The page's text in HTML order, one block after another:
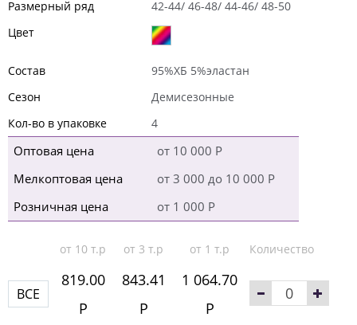
Размерный ряд
42-44/ 46-48/ 44-46/ 48-50
Цвет
Состав
95%ХБ 5%эластан
Сезон
Демисезонные
Кол-во в упаковке
4
Оптовая цена
от 10 000 Р
Мелкоптовая цена
от 3 000 до 10 000 Р
Розничная цена
от 1 000 Р
от 10 т.р от 3 т.р от 1 т.р Количество
ВСЕ
819.00
Р
843.41
Р
1 064.70
Р